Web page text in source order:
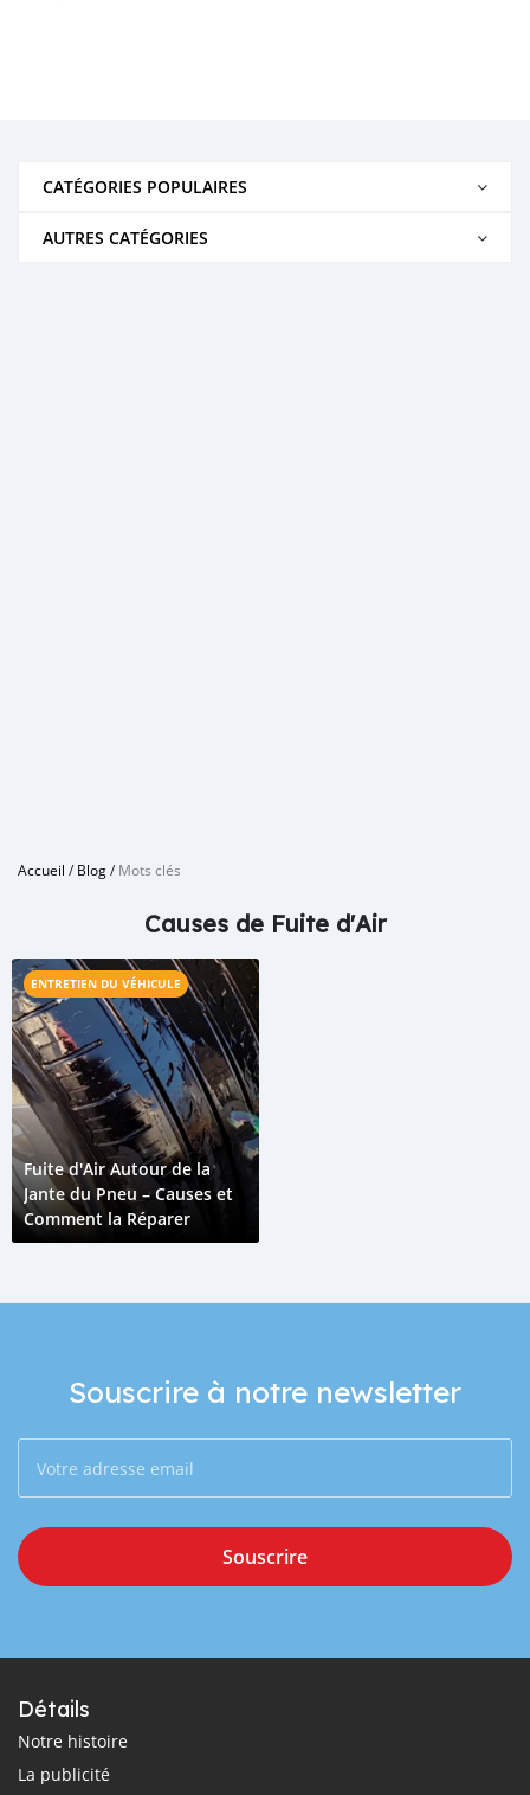
CATÉGORIES POPULAIRES
AUTRES CATÉGORIES
Accueil /Blog/Mots clés
Causes de Fuite d'Air
ENTRETIEN DU VÉHICULE
Fuite d'Air Autour de la
Jante du Pneu – Causes et
Comment la Réparer
Souscrire à notre newsletter
Souscrire
Détails
Notre histoire
La publicité